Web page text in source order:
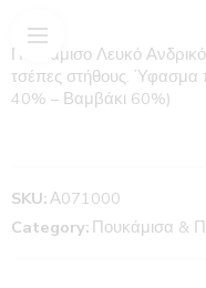
Πουκάμισο Λευκό
τσέπες στήθους. Ύφασμα
40% – Βαμβάκι 60%)
SKU:Α071000
Category: Πουκάμισα &